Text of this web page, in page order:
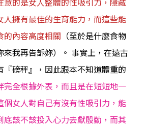
人擁有最佳的生育能力，而這些能
的內容高度相關 （至於是什麼食物
來我再告訴妳）。 事實上，在遠古
『磅秤』，因此跟本不知道體重的
完全根據外表，而且是在短短地一
個女人對自己有沒有性吸引力，能
底該不該投入心力去獻殷勤，而其